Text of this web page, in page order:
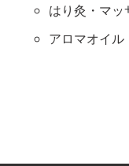
はり灸・マッ
アロマオイル